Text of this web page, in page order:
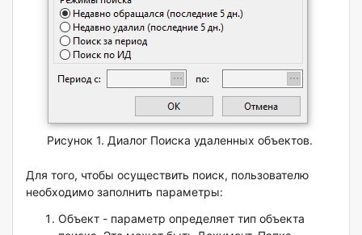
Рисунок 1. Диалог Поиска удаленных объектов.
Для того, чтобы осуществить поиск, пользователю
необходимо заполнить параметры:
Объект - параметр определяет тип объекта